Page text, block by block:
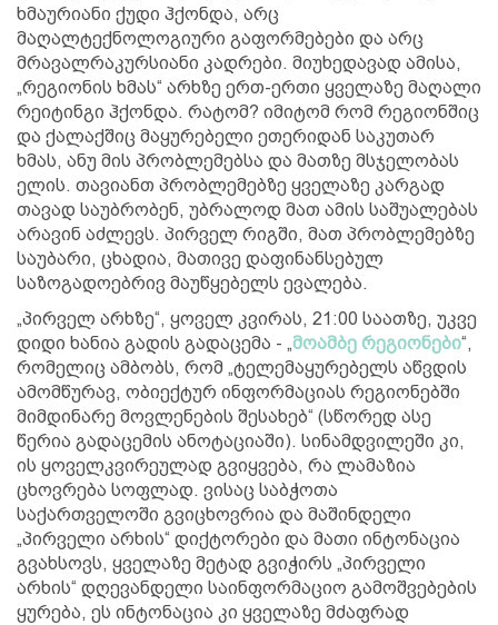
ხმაურიანი ქუდი ჰქონდა, არც
მაღალტექნოლოგიური გაფორმებები და არც
მრავალრაკურსიანი კადრები. მიუხედავად ამისა,
„რეგიონის ხმას“ არხზე ერთ-ერთი ყველაზე მაღალი
რეიტინგი ჰქონდა. რატომ? იმიტომ რომ რეგიონშიც
და ქალაქშიც მაყურებელი ეთერიდან საკუთარ
ხმას, ანუ მის პრობლემებსა და მათზე მსჯელობას
ელის. თავიანთ პრობლემებზე ყველაზე კარგად
თავად საუბრობენ, უბრალოდ მათ ამის საშუალებას
არავინ აძლევს. პირველ რიგში, მათ პრობლემებზე
საუბარი, ცხადია, მათივე დაფინანსებულ
საზოგადოებრივ მაუწყებელს ევალება.
„პირველ არხზე“, ყოველ კვირას, 21:00 საათზე, უკვე
დიდი ხანია გადის გადაცემა - „მოამბე რეგიონები“,
რომელიც ამბობს, რომ „ტელემაყურებელს აწვდის
ამომწურავ, ობიექტურ ინფორმაციას რეგიონებში
მიმდინარე მოვლენების შესახებ“ (სწორედ ასე
წერია გადაცემის ანოტაციაში). სინამდვილეში კი,
ის ყოველკვირეულად გვიყვება, რა ლამაზია
ცხოვრება სოფლად. ვისაც საბჭოთა
საქართველოში გვიცხოვრია და მაშინდელი
„პირველი არხის“ დიქტორები და მათი ინტონაცია
გვახსოვს, ყველაზე მეტად გვიჭირს „პირველი
არხის“ დღევანდელი საინფორმაციო გამოშვებების
ყურება, ეს ინტონაცია კი ყველაზე მძაფრად